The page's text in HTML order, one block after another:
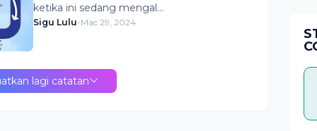
ketika ini sedang mengal…
Sigu Lulu-Mac 29, 2024
lagi catatan